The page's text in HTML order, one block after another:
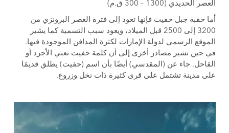
العصر الحديدي (1300 – 300 ق.م)
أما حقبة جبل حفيت فإنها تعود إلى فترة العصر البرونزي من
3200 إلى 2500 قبل الميلاد، ويعود سبب التسمية كما يشير
الموقع الرسمي لدولة الإمارات لكثرة المدافن الموجودة فيها.
في حين تشير مصادر أخرى إلى أن كلمة حفيت تعني الأجرد أو
القاحل. جاء عن (المقدسي) أيضًا بأن اسم (حفيت) يطلق قديمًا
على مدينة تشتمل على قرى كثيرة ذات نخل وزروع.